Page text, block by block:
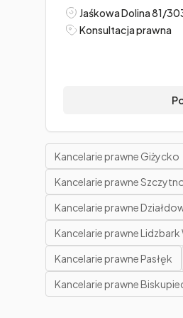
Jaśkowa Dolina 81/
Konsultacja prawna
Kancelarie prawne Giżycko
Kancelarie prawne
Kancelarie prawne
Kancelarie prawne Lidzbark
Kancelarie prawne Pasłęk
Kancelarie prawne